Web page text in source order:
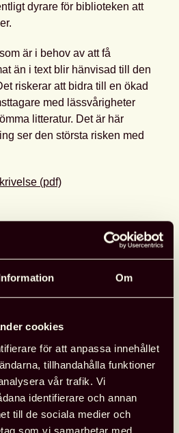
Om
cookies
för att anpassa innehållet
tillhandahålla funktioner
vår trafik. Vi
identifierare och annan
till de sociala medier och
som vi samarbetar med.
dyrare för biblioteken att
är i behov av att få
än i text blir hänvisad till den
riskerar att bidra till en ökad
med lässvårigheter
litteratur. Det är här
ser den största risken med
(pdf)